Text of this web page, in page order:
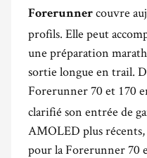
Forerunner couvre
profils. Elle peut
une préparation
sortie longue en trail.
Forerunner 70 et 170
clarifié son entrée de
AMOLED plus
pour la Forerunner 70